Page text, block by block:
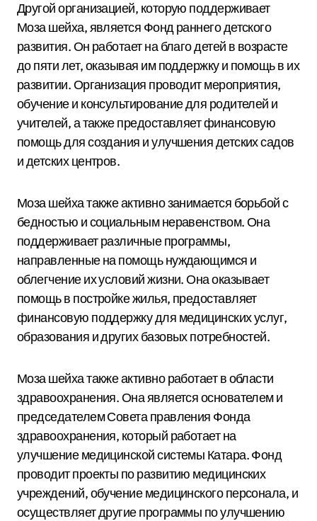
Другой организацией, которую поддерживает
Моза шейха, является Фонд раннего детского
развития. Он работает на благо детей в возрасте
до пяти лет, оказывая им поддержку и помощь в их
развитии. Организация проводит мероприятия,
обучение и консультирование для родителей и
учителей, а также предоставляет финансовую
помощь для создания и улучшения детских садов
и детских центров.
Моза шейха также активно занимается борьбой с
бедностью и социальным неравенством. Она
поддерживает различные программы,
направленные на помощь нуждающимся и
облегчение их условий жизни. Она оказывает
помощь в постройке жилья, предоставляет
финансовую поддержку для медицинских услуг,
образования и других базовых потребностей.
Моза шейха также активно работает в области
здравоохранения. Она является основателем и
председателем Совета правления Фонда
здравоохранения, который работает на
улучшение медицинской системы Катара. Фонд
проводит проекты по развитию медицинских
учреждений, обучение медицинского персонала, и
осуществляет другие программы по улучшению